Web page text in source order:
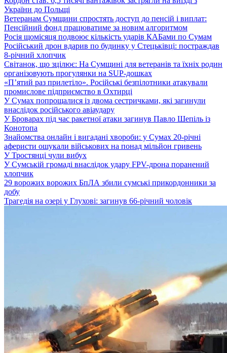
України до Польщі
Ветеранам Сумщини спростять доступ до пенсій і виплат:
Пенсійний фонд працюватиме за новим алгоритмом
Росія щомісяця подвоює кількість ударів КАБами по Сумам
Російський дрон вдарив по будинку у Стецьківці: постраждав
8-річний хлопчик
Світанок, що зцілює: На Сумщині для ветеранів та їхніх родин
організовують прогулянки на SUP-дошках
«П’ятий раз прилетіло». Російські безпілотники атакували
промислове підприємство в Охтирці
У Сумах попрощалися із двома сестричками, які загинули
внаслідок російського авіаудару
У Броварах під час ракетної атаки загинув Павло Шепіль із
Конотопа
Знайомства онлайн і вигадані хвороби: у Сумах 20-річні
аферисти ошукали військових на понад мільйон гривень
У Тростянці чули вибух
У Сумській громаді внаслідок удару FPV-дрона поранений
хлопчик
29 ворожих ворожих БпЛА збили сумські прикордонники за
добу
Трагедія на озері у Глухові: загинув 66-річний чоловік